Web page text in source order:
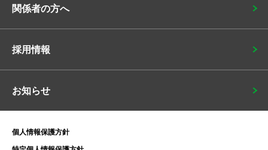
関係者の方へ
採用情報
お知らせ
個人情報保護方針